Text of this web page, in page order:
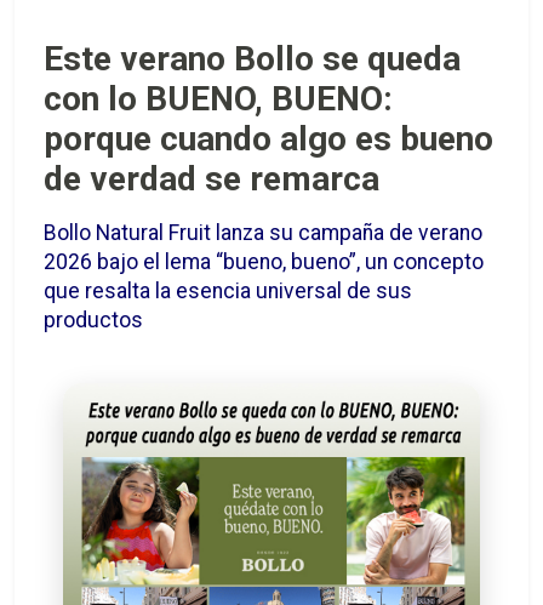
Este verano Bollo se queda
con lo BUENO, BUENO:
porque cuando algo es bueno
de verdad se remarca
Bollo Natural Fruit lanza su campaña de verano
2026 bajo el lema “bueno, bueno”, un concepto
que resalta la esencia universal de sus
productos